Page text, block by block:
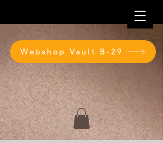
Webshop Vault B-29